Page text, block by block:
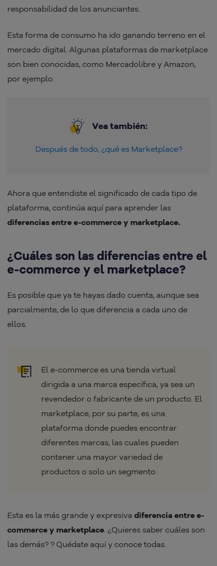
responsabilidad de los anunciantes.
Esta forma de consumo ha ido ganando terreno en el
mercado digital. Algunas plataformas de marketplace
son bien conocidas, como Mercadolibre y Amazon,
por ejemplo.
Vea también:
Después de todo, ¿qué es Marketplace?
Ahora que entendiste el significado de cada tipo de
plataforma, continúa aquí para aprender las
diferencias entre e-commerce y marketplace.
¿Cuáles son las diferencias entre el
e-commerce y el marketplace?
Es posible que ya te hayas dado cuenta, aunque sea
parcialmente, de lo que diferencia a cada uno de
ellos.
El e-commerce es una tienda virtual
dirigida a una marca específica, ya sea un
revendedor o fabricante de un producto. El
marketplace, por su parte, es una
plataforma donde puedes encontrar
diferentes marcas, las cuales pueden
contener una mayor variedad de
productos o solo un segmento.
Esta es la más grande y expresiva diferencia entre e-
commerce y marketplace. ¿Quieres saber cuáles son
las demás? ? Quédate aquí y conoce todas.